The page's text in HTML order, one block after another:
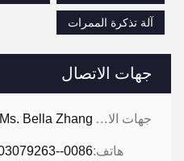
جهات الاتصال
جهات الاتصال: Ms. Bella Zhang
هاتف:0086--13903079263
آلة تذكرة الممرات